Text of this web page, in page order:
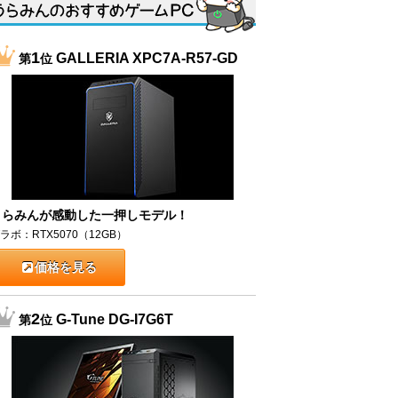
第1位GALLERIA XPC7A-R57-GD
みんが感動した一押しモデル！
ボ：RTX5070（12GB）
価格を見る
第2位G-Tune DG-I7G6T